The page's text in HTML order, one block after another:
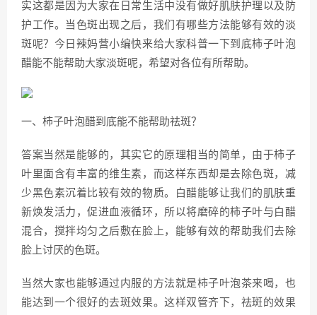
实这都是因为大家在日常生活中没有做好肌肤护理以及防
护工作。当色斑出现之后，我们有哪些方法能够有效的淡
斑呢？今日辣妈营小编快来给大家科普一下到底柿子叶泡
醋能不能帮助大家淡斑呢，希望对各位有所帮助。
一、柿子叶泡醋到底能不能帮助祛斑？
答案当然是能够的，其实它的原理相当的简单，由于柿子
叶里面含有丰富的维生素，而这样东西却是去除色斑，减
少黑色素沉着比较有效的物质。白醋能够让我们的肌肤重
新焕发活力，促进血液循环，所以将磨碎的柿子叶与白醋
混合，搅拌均匀之后敷在脸上，能够有效的帮助我们去除
脸上讨厌的色斑。
当然大家也能够通过内服的方法就是柿子叶泡茶来喝，也
能达到一个很好的去斑效果。这样双管齐下，祛斑的效果